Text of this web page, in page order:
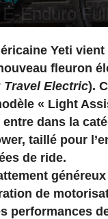
Enduro
Yeti
fleuron
Travel Electric).
« Light
dans la
taillé pour
de ride.
de
performances